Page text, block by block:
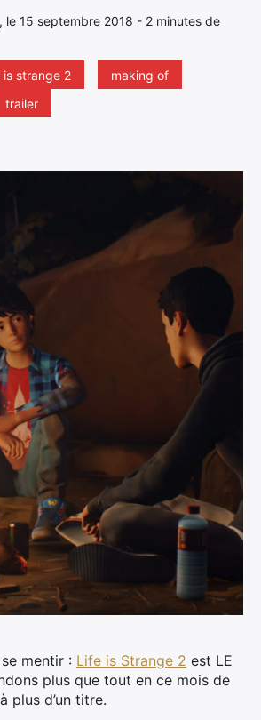
le 15 septembre 2018 - 2 minutes de
is strange 2
making of
trailer
mentir : Life is Strange 2 est LE
plus que tout en ce mois de
plus d’un titre.